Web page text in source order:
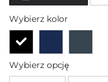
Wybierz kolor
Wybierz opcję